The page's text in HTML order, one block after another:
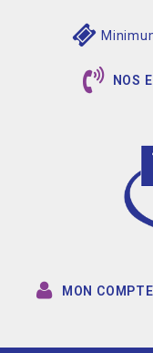
NOS
MON COMPTE